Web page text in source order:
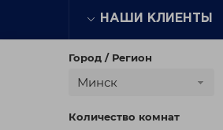
НАШИ КЛИЕНТЫ
Город / Регион
Минск
Количество комнат